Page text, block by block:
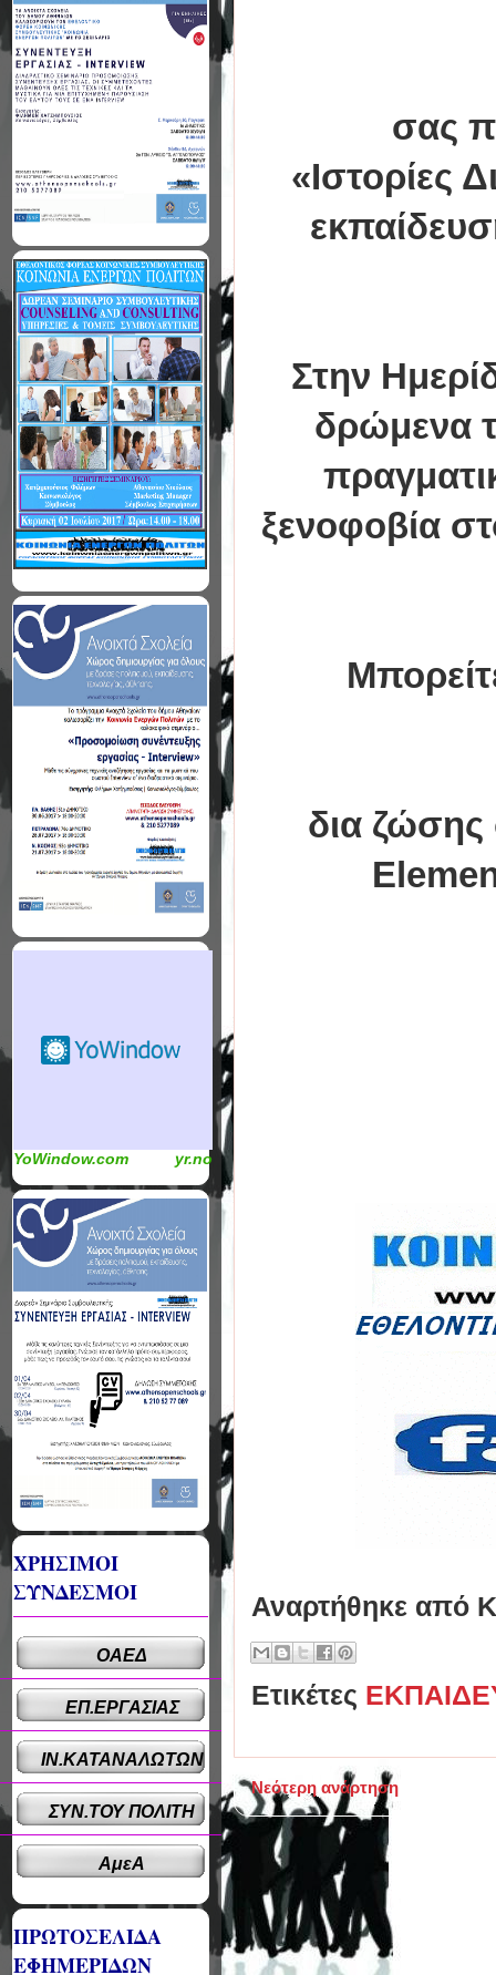
σας
«Ιστορίες
Στην
δρώμενα
ξενοφοβία
δια
Αναρτήθηκε από
Ετικέτες
Νεότερη ανάρτηση
YoWindow.com yr.no
ΧΡΗΣΙΜΟΙ
ΣΥΝΔΕΣΜΟΙ
ΟΑΕΔ
ΕΠ.ΕΡΓΑΣΙΑΣ
ΙΝ.ΚΑΤΑΝΑΛΩΤΩΝ
ΣΥΝ.ΤΟΥ ΠΟΛΙΤΗ
ΑμεΑ
ΠΡΩΤΟΣΕΛΙΔΑ
ΕΦΗΜΕΡΙΔΩΝ